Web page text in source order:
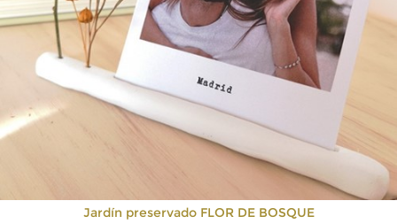
Jardín preservado FLOR DE BOSQUE